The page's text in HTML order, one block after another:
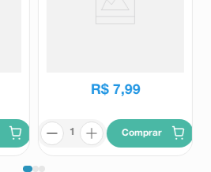
R$ 7,99
Comprar